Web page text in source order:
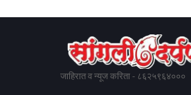
जाहिरात व न्यूज करिता - ८६२५९६४०००